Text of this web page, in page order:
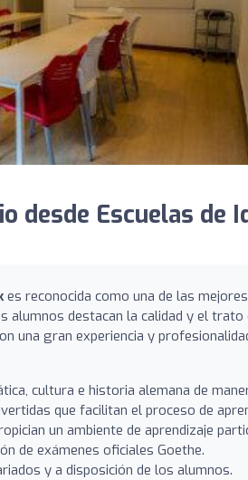
desde Escuelas de
es reconocida como una de las
alumnos destacan la calidad y el
una gran experiencia y
cultura e historia alemana de
que facilitan el proceso de
un ambiente de aprendizaje
de exámenes oficiales Goethe.
y a disposición de los alumnos.